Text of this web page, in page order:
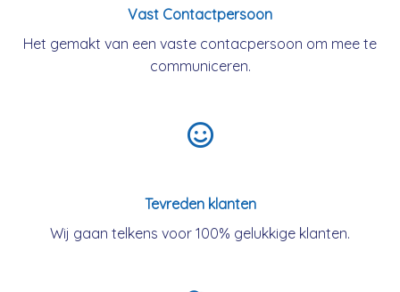
Vast Contactpersoon
Het gemakt van een vaste contacpersoon om mee te
communiceren.
Tevreden klanten
Wij gaan telkens voor 100% gelukkige klanten.